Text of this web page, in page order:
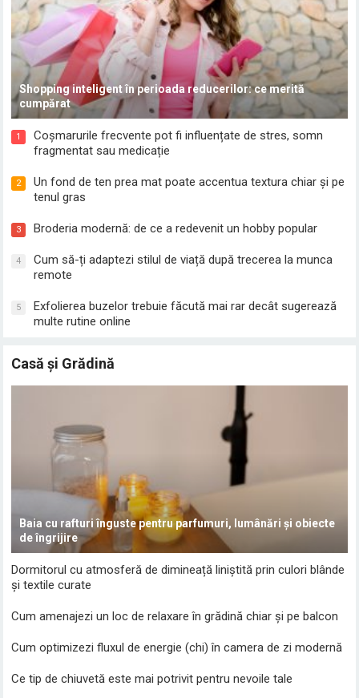
Shopping inteligent în perioada reducerilor: ce merită
cumpărat
1
Coșmarurile frecvente pot fi influențate de stres, somn
fragmentat sau medicație
2
Un fond de ten prea mat poate accentua textura chiar și pe
tenul gras
3 Broderia modernă: de ce a redevenit un hobby popular
4
Cum să-ți adaptezi stilul de viață după trecerea la munca
remote
5
Exfolierea buzelor trebuie făcută mai rar decât sugerează
multe rutine online
Casă și Grădină
Baia cu rafturi înguste pentru parfumuri, lumânări și obiecte
de îngrijire
Dormitorul cu atmosferă de dimineață liniștită prin culori blânde
și textile curate
Cum amenajezi un loc de relaxare în grădină chiar și pe balcon
Cum optimizezi fluxul de energie (chi) în camera de zi modernă
Ce tip de chiuvetă este mai potrivit pentru nevoile tale